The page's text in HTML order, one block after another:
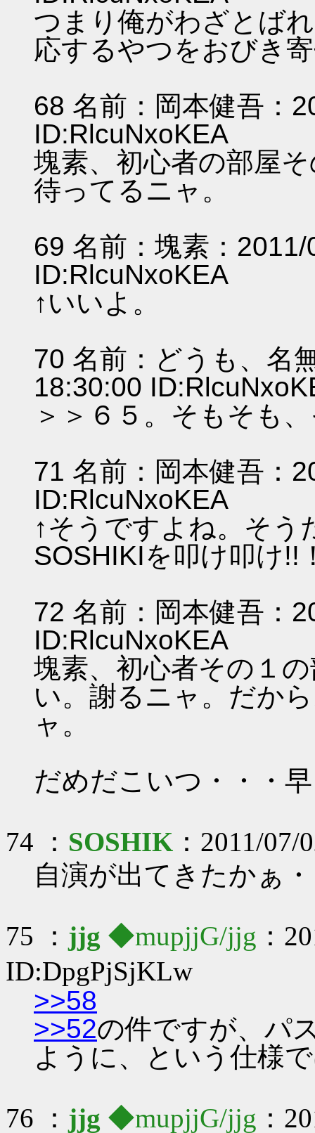
つまり俺がわざとば
応するやつをおびき
68 名前：岡本健吾：
ID:RlcuNxoKEA
塊素、初心者の部屋
待ってるニャ。
69 名前：塊素：
ID:RlcuNxoKEA
↑いいよ。
70 名前：どうも、名
18:30:00
＞＞６５。そもそも
71 名前：岡本健吾：
ID:RlcuNxoKEA
↑そうですよね。そう
SOSHIKIを叩け叩け!!
72 名前：岡本健吾：
ID:RlcuNxoKEA
塊素、初心者その１
い。謝るニャ。だか
ャ。
だめだこいつ・・・
74 ： SOSHIK ：2011/
自演が出てきたかぁ
75 ： jjg ◆mupjjG/jjg ：
ID:DpgPjSjKLw
>>58
>>52の件ですが、パ
ように、という仕様
76 ： jjg ◆mupjjG/jjg ：